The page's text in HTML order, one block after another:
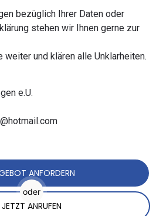
bezüglich Ihrer Daten oder
stehen wir Ihnen gerne zur
weiter und klären alle Unklarheiten.
e.U.
ANFORDERN
oder
JETZT ANRUFEN